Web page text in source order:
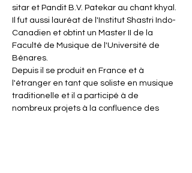
sitar et Pandit B.V. Patekar au chant khyal.
Il fut aussi lauréat de l'Institut Shastri Indo-
Canadien et obtint un Master II de la
Faculté de Musique de l'Université de
Bénares.
Depuis il se produit en France et à
l'étranger en tant que soliste en musique
traditionelle et il a participé à de
nombreux projets à la confluence des